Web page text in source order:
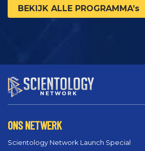
BEKIJK ALLE PROGRAMMA’s
ONS NETWERK
Scientology Network Launch Special